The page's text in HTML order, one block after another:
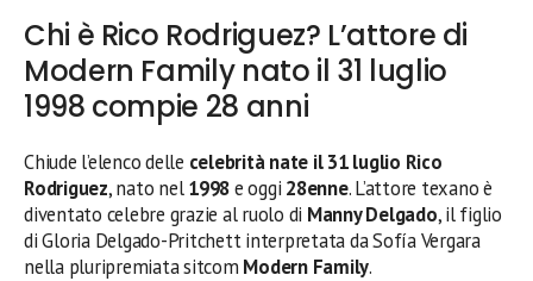
Chi è Rico Rodriguez? L’attore di
Modern Family nato il 31 luglio
1998 compie 28 anni
Chiude l’elenco delle celebrità nate il 31 luglio Rico
Rodriguez, nato nel1998e oggi 28enne. L’attore texano è
diventato celebre grazie al ruolo di Manny Delgado, il figlio
di Gloria Delgado-Pritchett interpretata da Sofía Vergara
nella pluripremiata sitcom Modern Family.